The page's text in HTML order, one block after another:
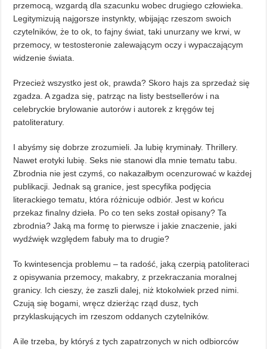
przemocą, wzgardą dla szacunku wobec drugiego człowieka.
Legitymizują najgorsze instynkty, wbijając rzeszom swoich
czytelników, że to ok, to fajny świat, taki unurzany we krwi, w
przemocy, w testosteronie zalewającym oczy i wypaczającym
widzenie świata.
Przecież wszystko jest ok, prawda? Skoro hajs za sprzedaż się
zgadza. A zgadza się, patrząc na listy bestsellerów i na
celebryckie brylowanie autorów i autorek z kręgów tej
patoliteratury.
I abyśmy się dobrze zrozumieli. Ja lubię kryminały. Thrillery.
Nawet erotyki lubię. Seks nie stanowi dla mnie tematu tabu.
Zbrodnia nie jest czymś, co nakazałbym ocenzurować w każdej
publikacji. Jednak są granice, jest specyfika podjęcia
literackiego tematu, która różnicuje odbiór. Jest w końcu
przekaz finalny dzieła. Po co ten seks został opisany? Ta
zbrodnia? Jaką ma formę to pierwsze i jakie znaczenie, jaki
wydźwięk względem fabuły ma to drugie?
To kwintesencja problemu – ta radość, jaką czerpią patoliteraci
z opisywania przemocy, makabry, z przekraczania moralnej
granicy. Ich cieszy, że zaszli dalej, niż ktokolwiek przed nimi.
Czują się bogami, wręcz dzierżąc rząd dusz, tych
przyklaskujących im rzeszom oddanych czytelników.
A ile trzeba, by któryś z tych zapatrzonych w nich odbiorców